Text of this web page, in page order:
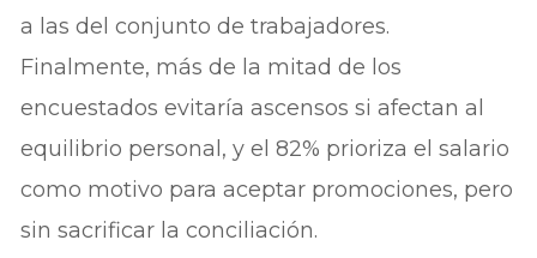
a las del conjunto de trabajadores.
Finalmente, más de la mitad de los
encuestados evitaría ascensos si afectan al
equilibrio personal, y el 82% prioriza el salario
como motivo para aceptar promociones, pero
sin sacrificar la conciliación.